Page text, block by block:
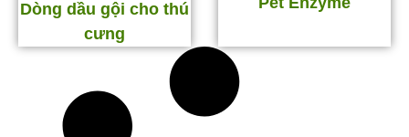
Dòng dầu gội cho thú
cưng